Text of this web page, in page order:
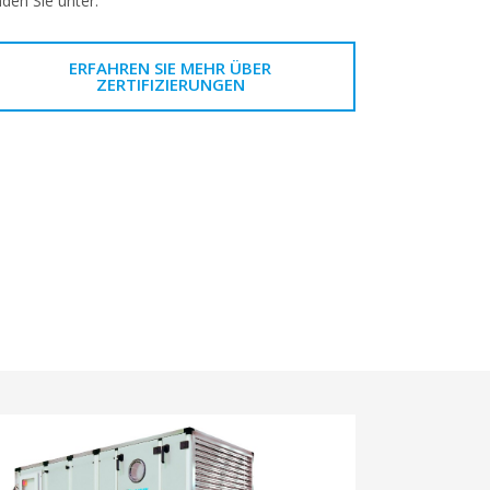
ERFAHREN SIE MEHR ÜBER
ZERTIFIZIERUNGEN